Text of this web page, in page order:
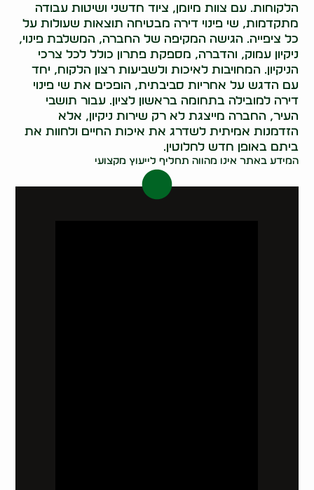
הלקוחות. עם צוות מיומן, ציוד חדשני ושיטות עבודה
מתקדמות, שי פינוי דירה מבטיחה תוצאות שעולות על
כל ציפייה. הגישה המקיפה של החברה, המשלבת פינוי,
ניקיון עמוק, והדברה, מספקת פתרון כולל לכל צרכי
הניקיון. המחויבות לאיכות ולשביעות רצון הלקוח, יחד
עם הדגש על אחריות סביבתית, הופכים את שי פינוי
דירה למובילה בתחומה בראשון לציון. עבור תושבי
העיר, החברה מייצגת לא רק שירות ניקיון, אלא
הזדמנות אמיתית לשדרג את איכות החיים ולחוות את
ביתם באופן חדש לחלוטין.
המידע באתר אינו מהווה תחליף לייעוץ מקצועי